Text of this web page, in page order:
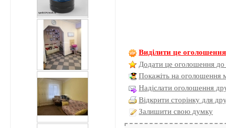
Виділити це оголошення
Додати це оголошення до
Покажіть на оголошення
Надіслати оголошення
Відкрити сторінку для
Залишити свою думку